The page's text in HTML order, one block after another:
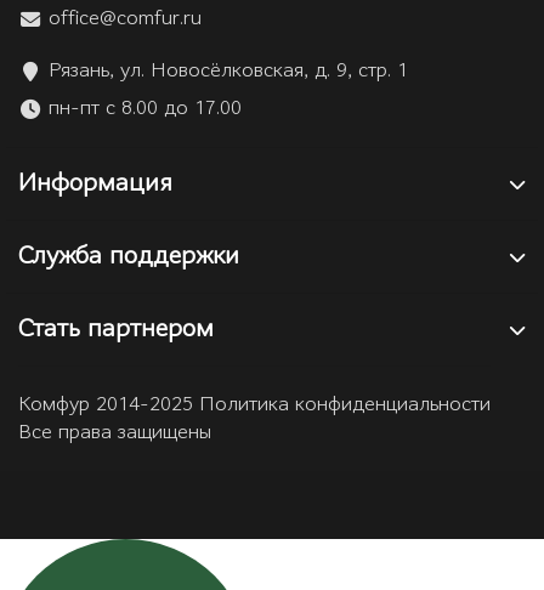
office@comfur.ru
Рязань, ул. Новосёлковская, д. 9, стр. 1
пн-пт с 8.00 до 17.00
Информация
Служба поддержки
Стать партнером
Комфур 2014-2025 Политика конфиденциальности
Все права защищены